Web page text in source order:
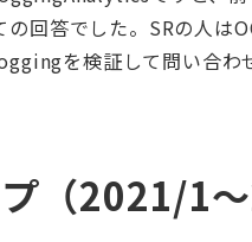
回答でした。SRの人
を検証して問い合
（2021/1